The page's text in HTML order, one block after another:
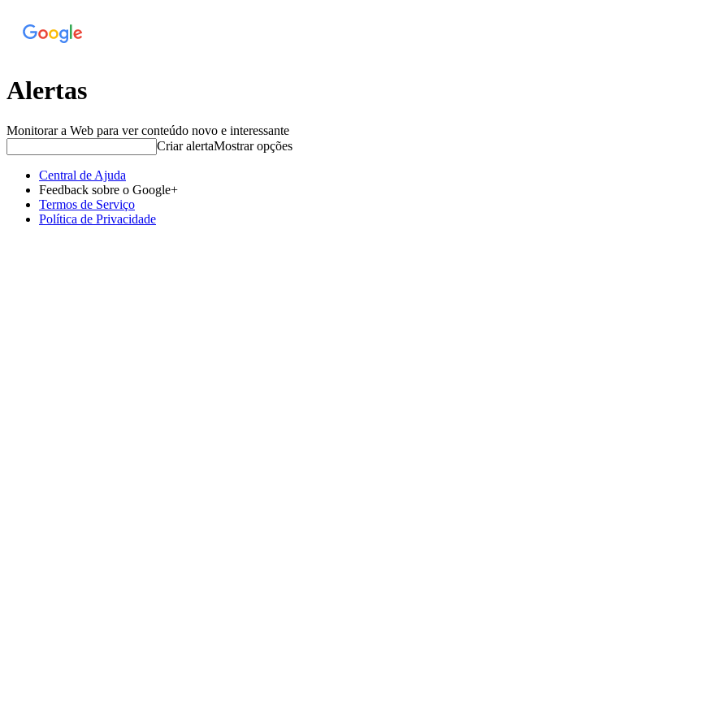
Alertas
Monitorar a Web para ver conteúdo novo e interessante
Criar alertaMostrar opções
Central de Ajuda
Feedback sobre o Google+
Termos de Serviço
Política de Privacidade